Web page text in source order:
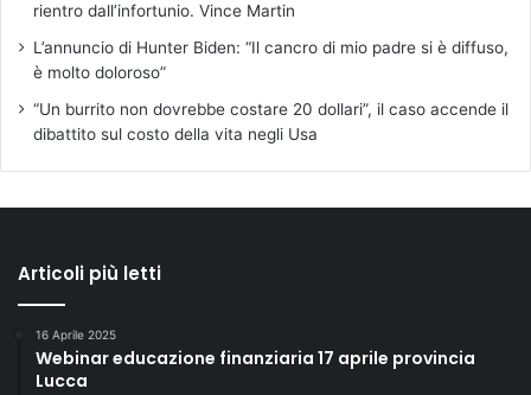
rientro dall’infortunio. Vince Martin
L’annuncio di Hunter Biden: “Il cancro di mio padre si è diffuso,
è molto doloroso”
“Un burrito non dovrebbe costare 20 dollari”, il caso accende il
dibattito sul costo della vita negli Usa
Articoli più letti
16 Aprile 2025
Webinar educazione finanziaria 17 aprile provincia
Lucca